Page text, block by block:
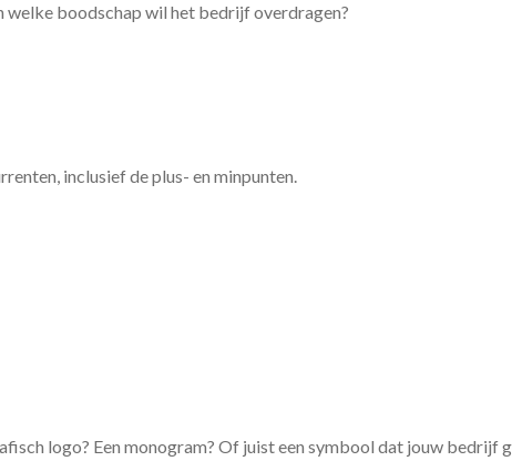
welke boodschap wil het bedrijf overdragen?
inclusief de plus- en minpunten.
logo? Een monogram? Of juist een symbool dat jouw bedrijf